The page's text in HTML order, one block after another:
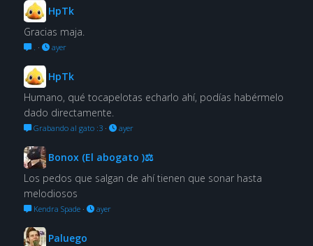
HpTk
Gracias maja.
. · ayer
HpTk
Humano, qué tocapelotas echarlo ahí, podías habérmelo
dado directamente.
Grabando al gato :3· ayer
Bonox (El abogato )⚖
Los pedos que salgan de ahí tienen que sonar hasta
melodiosos
Kendra Spade· ayer
Paluego